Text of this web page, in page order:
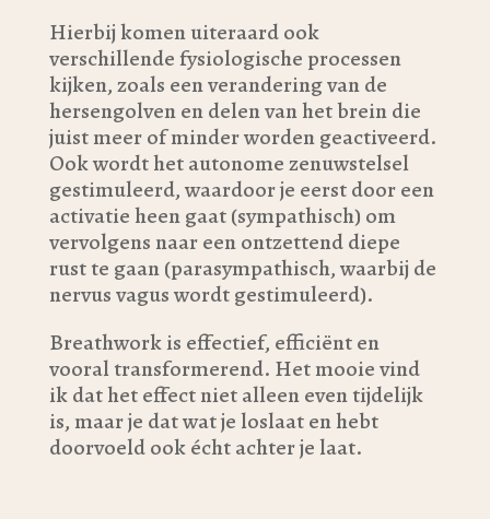
Hierbij komen uiteraard ook
verschillende fysiologische processen
kijken, zoals een verandering van de
hersengolven en delen van het brein die
juist meer of minder worden geactiveerd.
Ook wordt het autonome zenuwstelsel
gestimuleerd, waardoor je eerst door een
activatie heen gaat (sympathisch) om
vervolgens naar een ontzettend diepe
rust te gaan (parasympathisch, waarbij de
nervus vagus wordt gestimuleerd).
Breathwork is effectief, efficiënt en
vooral transformerend. Het mooie vind
ik dat het effect niet alleen even tijdelijk
is, maar je dat wat je loslaat en hebt
doorvoeld ook écht achter je laat.